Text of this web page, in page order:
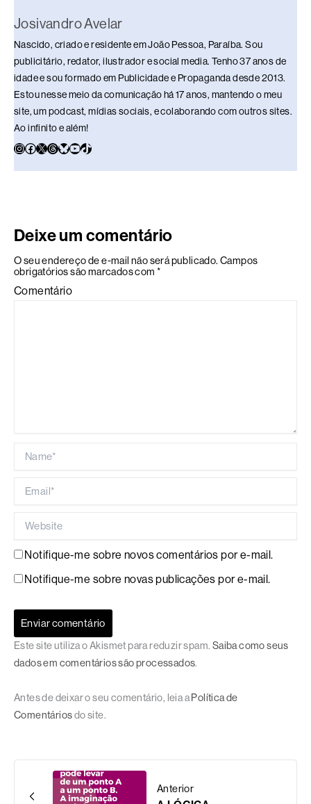
Josivandro Avelar
Nascido, criado e residente em João Pessoa, Paraíba. Sou
publicitário, redator, ilustrador e social media. Tenho 37 anos de
idade e sou formado em Publicidade e Propaganda desde 2013.
Estou nesse meio da comunicação há 17 anos, mantendo o meu
site, um podcast, mídias sociais, e colaborando com outros sites.
Ao infinito e além!
Deixe um comentário
O seu endereço de e-mail não será publicado. Campos
obrigatórios são marcados com *
Comentário
Notifique-me sobre novos comentários por e-mail.
Notifique-me sobre novas publicações por e-mail.
Este site utiliza o Akismet para reduzir spam. Saiba como seus
dados em comentários são processados.
Antes de deixar o seu comentário, leia aPolítica de
Comentáriosdo site.
Anterior